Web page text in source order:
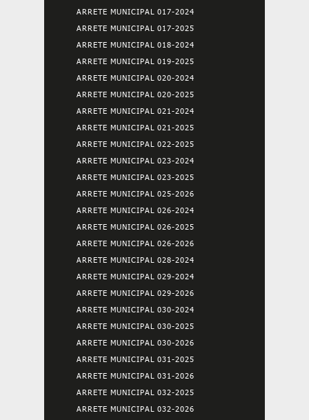
ARRETE MUNICIPAL 017-2024
ARRETE MUNICIPAL 017-2025
ARRETE MUNICIPAL 018-2024
ARRETE MUNICIPAL 019-2025
ARRETE MUNICIPAL 020-2024
ARRETE MUNICIPAL 020-2025
ARRETE MUNICIPAL 021-2024
ARRETE MUNICIPAL 021-2025
ARRETE MUNICIPAL 022-2025
ARRETE MUNICIPAL 023-2024
ARRETE MUNICIPAL 023-2025
ARRETE MUNICIPAL 025-2026
ARRETE MUNICIPAL 026-2024
ARRETE MUNICIPAL 026-2025
ARRETE MUNICIPAL 026-2026
ARRETE MUNICIPAL 028-2024
ARRETE MUNICIPAL 029-2024
ARRETE MUNICIPAL 029-2026
ARRETE MUNICIPAL 030-2024
ARRETE MUNICIPAL 030-2025
ARRETE MUNICIPAL 030-2026
ARRETE MUNICIPAL 031-2025
ARRETE MUNICIPAL 031-2026
ARRETE MUNICIPAL 032-2025
ARRETE MUNICIPAL 032-2026